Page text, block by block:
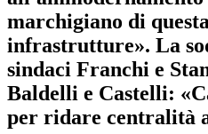
marchigiano di
infrastrutture». La
sindaci Franchi e
Baldelli e Castelli:
per ridare centralità